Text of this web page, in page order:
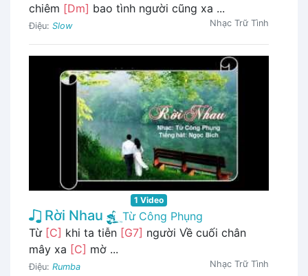
chiêm [Dm] bao tình người cũng xa ...
Điệu: Slow Nhạc Trữ Tình
1 Video
Rời Nhau
Từ Công Phụng
Từ [C] khi ta tiễn [G7] người Về cuối chân
mây xa [C] mờ ...
Điệu: Rumba Nhạc Trữ Tình